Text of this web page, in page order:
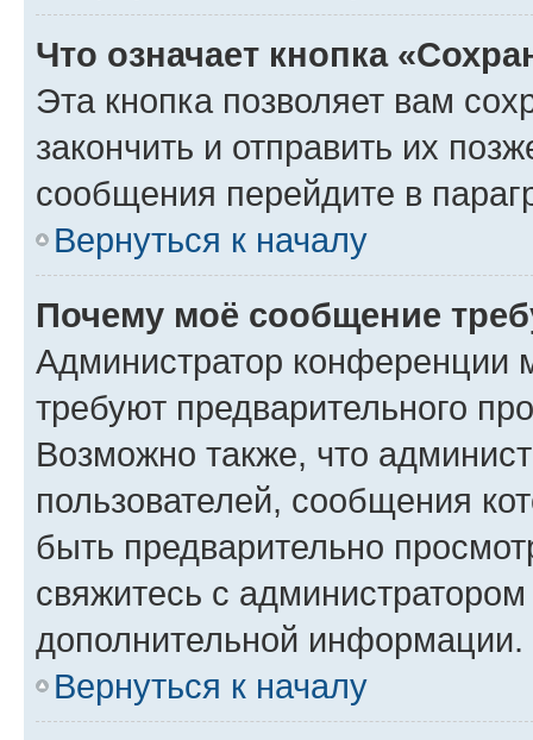
Что означает кнопка
Эта кнопка позволяет вам
закончить и отправить их
сообщения перейдите в
Вернуться к началу
Почему моё сообщение
Администратор конференции
требуют предварительного
Возможно также, что
пользователей, сообщения
быть предварительно
свяжитесь с
дополнительной информации.
Вернуться к началу